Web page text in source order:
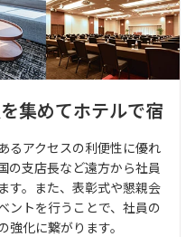
集めてホテルで宿
るアクセスの利便性に優れ
の支店長など遠方から社員
す。また、表彰式や懇親会
ントを行うことで、社員の
化に繋がります。